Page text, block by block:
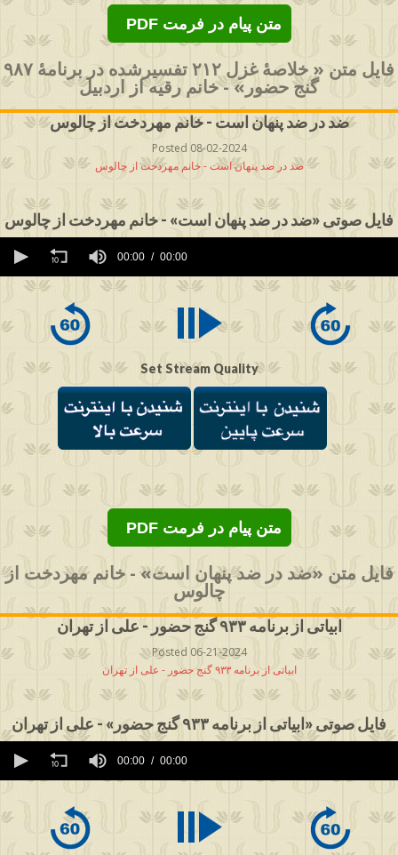
PDF متن پیام در فرمت
فایل متن « خلاصۀ غزل ۲۱۲ تفسیرشده در برنامۀ ۹۸۷
گنج حضور» - خانم رقیه از اردبیل
ضد در ضد پنهان است - خانم مهردخت از چالوس
Posted 08-02-2024
ضد در ضد پنهان است - خانم مهردخت از چالوس
فایل صوتی «ضد در ضد پنهان است» - خانم مهردخت از چالوس
seconds
00:00 00:00
Set Stream Quality
PDF متن پیام در فرمت
فایل متن «ضد در ضد پنهان است» - خانم مهردخت از
چالوس
ابیاتی از برنامه ۹۳۳ گنج حضور - علی از تهران
Posted 06-21-2024
ابیاتی از برنامه ۹۳۳ گنج حضور - علی از تهران
فایل صوتی «ابیاتی از برنامه ۹۳۳ گنج حضور» - علی از تهران
seconds
00:00 00:00